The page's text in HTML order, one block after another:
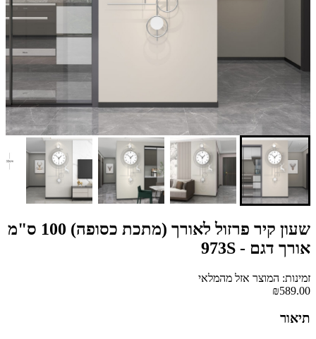
שעון קיר פרזול לאורך (מתכת כסופה) 100 ס"מ
אורך דגם - 973S
זמינות: המוצר אזל מהמלאי
₪589.00
תיאור